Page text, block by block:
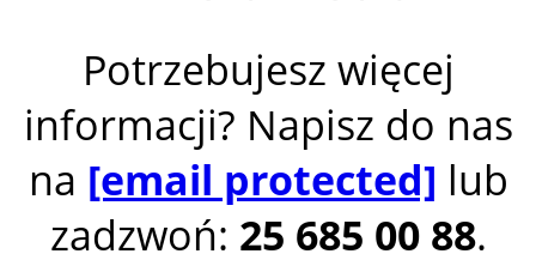
Potrzebujesz więcej
informacji? Napisz do nas
na [email protected] lub
zadzwoń: 25 685 00 88.